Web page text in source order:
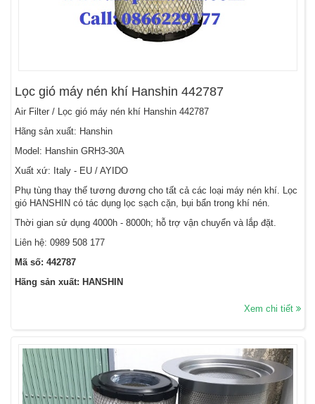
Lọc gió máy nén khí Hanshin 442787
Air Filter / Lọc gió máy nén khí Hanshin 442787
Hãng sản xuất: Hanshin
Model: Hanshin GRH3-30A
Xuất xứ: Italy - EU / AYIDO
Phụ tùng thay thế tương đương cho tất cả các loại máy nén khí. Lọc
gió HANSHIN có tác dụng lọc sạch cặn, bụi bẩn trong khí nén.
Thời gian sử dụng 4000h - 8000h; hỗ trợ vận chuyển và lắp đặt.
Liên hệ: 0989 508 177
Mã số: 442787
Hãng sản xuất: HANSHIN
Xem chi tiết